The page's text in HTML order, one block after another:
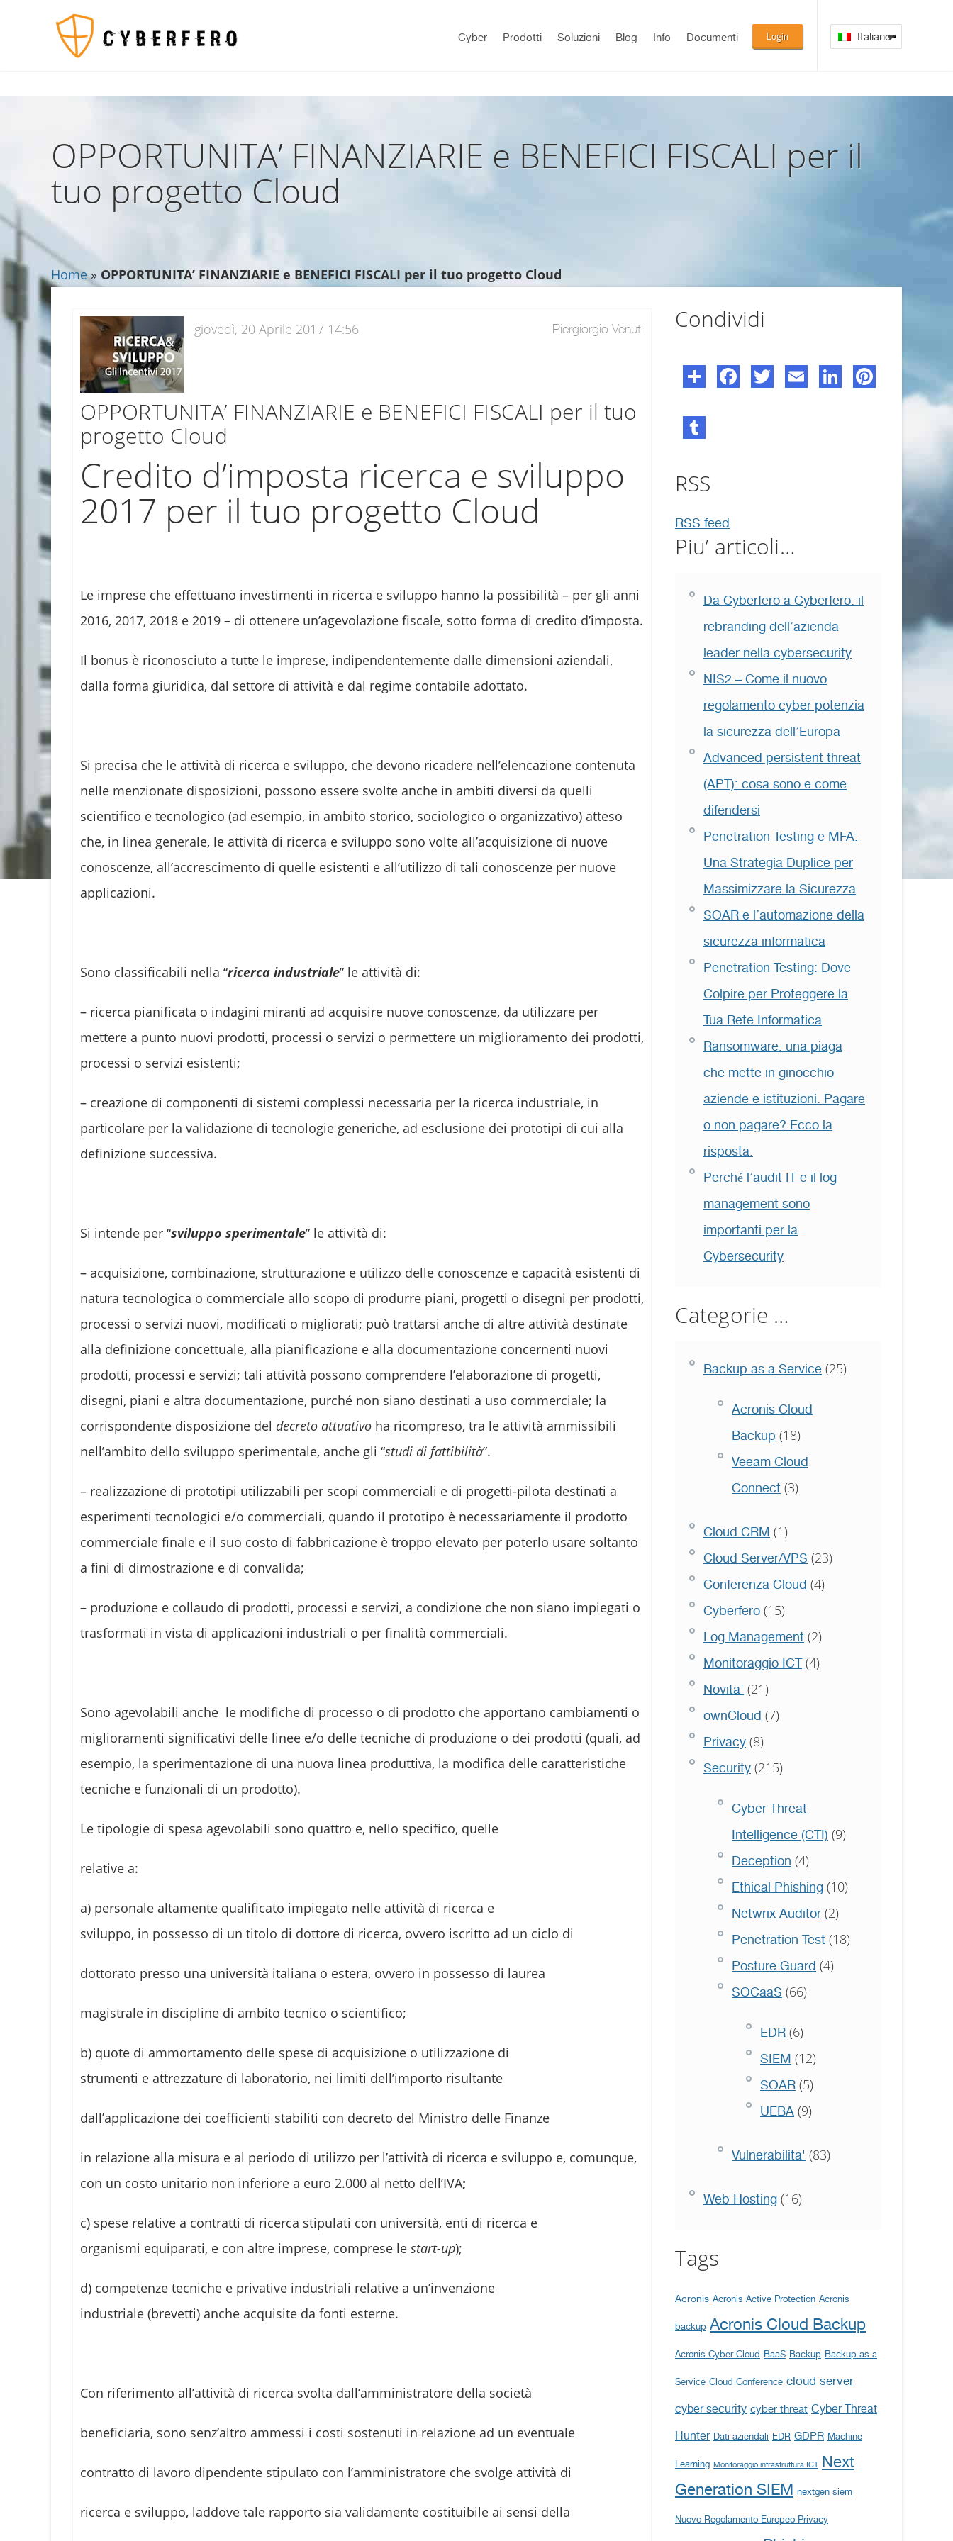
Cyber Prodotti Soluzioni Blog Info Documenti Login Italiano
$TagsList .= '';?>
OPPORTUNITA’ FINANZIARIE e BENEFICI FISCALI per il
tuo progetto Cloud
Home» OPPORTUNITA’ FINANZIARIE e BENEFICI FISCALI per il tuo progetto Cloud
giovedì, 20 Aprile 2017 14:56 Piergiorgio Venuti
OPPORTUNITA’ FINANZIARIE e BENEFICI FISCALI per il tuo
progetto Cloud
Credito d’imposta ricerca e sviluppo
2017 per il tuo progetto Cloud
Le imprese che effettuano investimenti in ricerca e sviluppo hanno la possibilità – per gli anni
2016, 2017, 2018 e 2019 – di ottenere un’agevolazione fiscale, sotto forma di credito d’imposta.
Il bonus è riconosciuto a tutte le imprese, indipendentemente dalle dimensioni aziendali,
dalla forma giuridica, dal settore di attività e dal regime contabile adottato.
Si precisa che le attività di ricerca e sviluppo, che devono ricadere nell’elencazione contenuta
nelle menzionate disposizioni, possono essere svolte anche in ambiti diversi da quelli
scientifico e tecnologico (ad esempio, in ambito storico, sociologico o organizzativo) atteso
che, in linea generale, le attività di ricerca e sviluppo sono volte all’acquisizione di nuove
conoscenze, all’accrescimento di quelle esistenti e all’utilizzo di tali conoscenze per nuove
applicazioni.
Sono classificabili nella “ricerca industriale” le attività di:
– ricerca pianificata o indagini miranti ad acquisire nuove conoscenze, da utilizzare per
mettere a punto nuovi prodotti, processi o servizi o permettere un miglioramento dei prodotti,
processi o servizi esistenti;
– creazione di componenti di sistemi complessi necessaria per la ricerca industriale, in
particolare per la validazione di tecnologie generiche, ad esclusione dei prototipi di cui alla
definizione successiva.
Si intende per “sviluppo sperimentale” le attività di:
– acquisizione, combinazione, strutturazione e utilizzo delle conoscenze e capacità esistenti di
natura tecnologica o commerciale allo scopo di produrre piani, progetti o disegni per prodotti,
processi o servizi nuovi, modificati o migliorati; può trattarsi anche di altre attività destinate
alla definizione concettuale, alla pianificazione e alla documentazione concernenti nuovi
prodotti, processi e servizi; tali attività possono comprendere l’elaborazione di progetti,
disegni, piani e altra documentazione, purché non siano destinati a uso commerciale; la
corrispondente disposizione del decreto attuativo ha ricompreso, tra le attività ammissibili
nell’ambito dello sviluppo sperimentale, anche gli “studi di fattibilità”.
– realizzazione di prototipi utilizzabili per scopi commerciali e di progetti-pilota destinati a
esperimenti tecnologici e/o commerciali, quando il prototipo è necessariamente il prodotto
commerciale finale e il suo costo di fabbricazione è troppo elevato per poterlo usare soltanto
a fini di dimostrazione e di convalida;
– produzione e collaudo di prodotti, processi e servizi, a condizione che non siano impiegati o
trasformati in vista di applicazioni industriali o per finalità commerciali.
Sono agevolabili anche le modifiche di processo o di prodotto che apportano cambiamenti o
miglioramenti significativi delle linee e/o delle tecniche di produzione o dei prodotti (quali, ad
esempio, la sperimentazione di una nuova linea produttiva, la modifica delle caratteristiche
tecniche e funzionali di un prodotto).
Le tipologie di spesa agevolabili sono quattro e, nello specifico, quelle
relative a:
a) personale altamente qualificato impiegato nelle attività di ricerca e
sviluppo, in possesso di un titolo di dottore di ricerca, ovvero iscritto ad un ciclo di
dottorato presso una università italiana o estera, ovvero in possesso di laurea
magistrale in discipline di ambito tecnico o scientifico;
b) quote di ammortamento delle spese di acquisizione o utilizzazione di
strumenti e attrezzature di laboratorio, nei limiti dell’importo risultante
dall’applicazione dei coefficienti stabiliti con decreto del Ministro delle Finanze
in relazione alla misura e al periodo di utilizzo per l’attività di ricerca e sviluppo e, comunque,
con un costo unitario non inferiore a euro 2.000 al netto dell’IVA;
c) spese relative a contratti di ricerca stipulati con università, enti di ricerca e
organismi equiparati, e con altre imprese, comprese le start-up);
d) competenze tecniche e privative industriali relative a un’invenzione
industriale (brevetti) anche acquisite da fonti esterne.
Con riferimento all’attività di ricerca svolta dall’amministratore della società
beneficiaria, sono senz’altro ammessi i costi sostenuti in relazione ad un eventuale
contratto di lavoro dipendente stipulato con l’amministratore che svolge attività di
ricerca e sviluppo, laddove tale rapporto sia validamente costituibile ai sensi della
Condividi
RSS
RSS feed
Piu’ articoli…
Da Cyberfero a Cyberfero: il
rebranding dell’azienda
leader nella cybersecurity
NIS2 – Come il nuovo
regolamento cyber potenzia
la sicurezza dell’Europa
Advanced persistent threat
(APT): cosa sono e come
difendersi
Penetration Testing e MFA:
Una Strategia Duplice per
Massimizzare la Sicurezza
SOAR e l’automazione della
sicurezza informatica
Penetration Testing: Dove
Colpire per Proteggere la
Tua Rete Informatica
Ransomware: una piaga
che mette in ginocchio
aziende e istituzioni. Pagare
o non pagare? Ecco la
risposta.
Perché l’audit IT e il log
management sono
importanti per la
Cybersecurity
Categorie …
Backup as a Service (25)
Acronis Cloud
Backup (18)
Veeam Cloud
Connect (3)
Cloud CRM (1)
Cloud Server/VPS (23)
Conferenza Cloud (4)
Cyberfero (15)
Log Management (2)
Monitoraggio ICT(4)
Novita' (21)
ownCloud (7)
Privacy (8)
Security (215)
Cyber Threat
Intelligence (CTI) (9)
Deception (4)
Ethical Phishing (10)
Netwrix Auditor (2)
Penetration Test (18)
Posture Guard (4)
SOCaaS (66)
EDR (6)
SIEM (12)
SOAR (5)
UEBA (9)
Vulnerabilita' (83)
Web Hosting (16)
Tags
Acronis Acronis Active Protection Acronis
backup Acronis Cloud Backup
Acronis Cyber Cloud BaaS Backup Backup as a
Service Cloud Conference cloud server
cyber security cyber threat Cyber Threat
Hunter Dati aziendali EDR GDPR Machine
Learning Monitoraggio infrastruttura ICT Next
Generation SIEM nextgen siem
Nuovo Regolamento Europeo Privacy